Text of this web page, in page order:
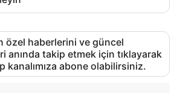
özel haberlerini ve güncel
anında takip etmek için tıklayarak
kanalımıza abone olabilirsiniz.